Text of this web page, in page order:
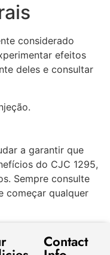
considerado
efeitos
deles e consultar
a garantir que
do CJC 1295,
Sempre consulte
começar qualquer
Contact